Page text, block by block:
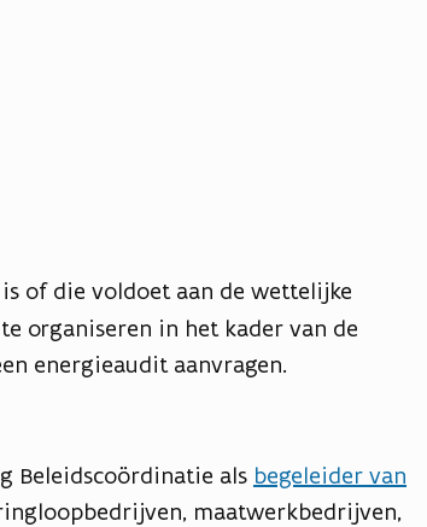
is of die voldoet aan de wettelijke
organiseren in het kader van de
energieaudit aanvragen.
Beleidscoördinatie als begeleider van
maatwerkbedrijven,